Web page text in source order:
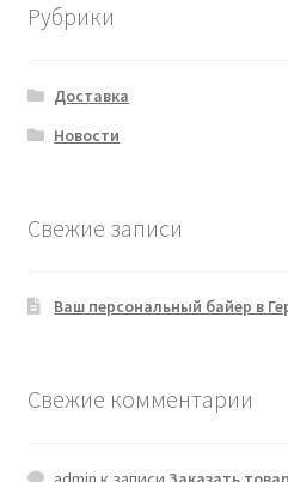
Рубрики
Доставка
Новости
Свежие записи
Ваш персональный байер в
Свежие комментарии